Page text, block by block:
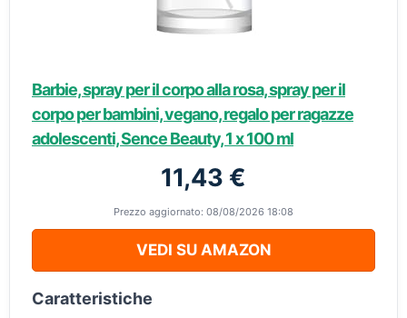
Barbie, spray per il corpo alla rosa, spray per il
corpo per bambini, vegano, regalo per ragazze
adolescenti, Sence Beauty, 1 x 100 ml
11,43 €
Prezzo aggiornato: 08/08/2026 18:08
VEDI SU AMAZON
Caratteristiche